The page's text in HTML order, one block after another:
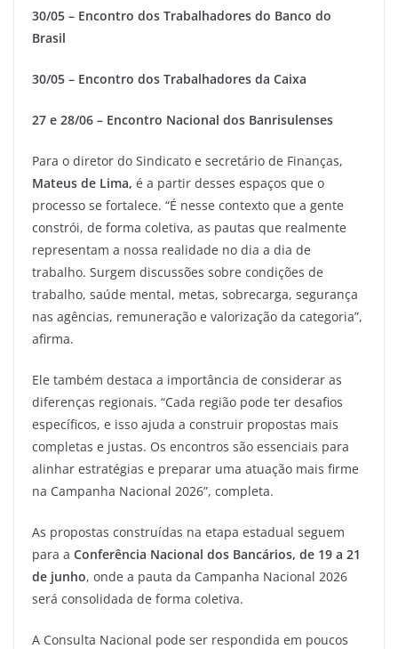
30/05 – Encontro dos Trabalhadores do Banco do
Brasil
30/05 – Encontro dos Trabalhadores da Caixa
27 e 28/06 – Encontro Nacional dos Banrisulenses
Para o diretor do Sindicato e secretário de Finanças,
Mateus de Lima, é a partir desses espaços que o
processo se fortalece. “É nesse contexto que a gente
constrói, de forma coletiva, as pautas que realmente
representam a nossa realidade no dia a dia de
trabalho. Surgem discussões sobre condições de
trabalho, saúde mental, metas, sobrecarga, segurança
nas agências, remuneração e valorização da categoria”,
afirma.
Ele também destaca a importância de considerar as
diferenças regionais. “Cada região pode ter desafios
específicos, e isso ajuda a construir propostas mais
completas e justas. Os encontros são essenciais para
alinhar estratégias e preparar uma atuação mais firme
na Campanha Nacional 2026”, completa.
As propostas construídas na etapa estadual seguem
para a Conferência Nacional dos Bancários, de 19 a 21
de junho, onde a pauta da Campanha Nacional 2026
será consolidada de forma coletiva.
A Consulta Nacional pode ser respondida em poucos